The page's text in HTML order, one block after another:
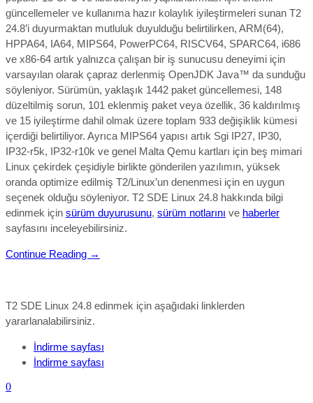
güncellemeler ve kullanıma hazır kolaylık iyileştirmeleri sunan T2
24.8’i duyurmaktan mutluluk duyulduğu belirtilirken, ARM(64),
HPPA64, IA64, MIPS64, PowerPC64, RISCV64, SPARC64, i686
ve x86-64 artık yalnızca çalışan bir iş sunucusu deneyimi için
varsayılan olarak çapraz derlenmiş OpenJDK Java™ da sunduğu
söyleniyor. Sürümün, yaklaşık 1442 paket güncellemesi, 148
düzeltilmiş sorun, 101 eklenmiş paket veya özellik, 36 kaldırılmış
ve 15 iyileştirme dahil olmak üzere toplam 933 değişiklik kümesi
içerdiği belirtiliyor. Ayrıca MIPS64 yapısı artık Sgi IP27, IP30,
IP32-r5k, IP32-r10k ve genel Malta Qemu kartları için beş mimari
Linux çekirdek çeşidiyle birlikte gönderilen yazılımın, yüksek
oranda optimize edilmiş T2/Linux’un denenmesi için en uygun
seçenek olduğu söyleniyor. T2 SDE Linux 24.8 hakkında bilgi
edinmek için sürüm duyurusunu, sürüm notlarını ve haberler
sayfasını inceleyebilirsiniz.
Continue Reading →
T2 SDE Linux 24.8 edinmek için aşağıdaki linklerden
yararlanalabilirsiniz.
İndirme sayfası
İndirme sayfası
0